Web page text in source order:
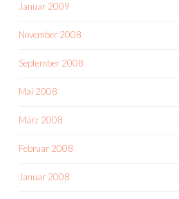
Januar 2009
November 2008
September 2008
Mai 2008
März 2008
Februar 2008
Januar 2008